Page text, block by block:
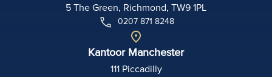
5 The Green, Richmond, TW9 1PL
0207 871 8248
Kantoor Manchester
111 Piccadilly